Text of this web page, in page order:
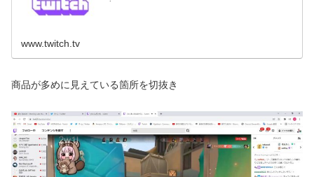
www.twitch.tv
商品が多めに見えている箇所を切抜き